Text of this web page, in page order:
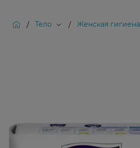
/ Тело / Женская гигиена